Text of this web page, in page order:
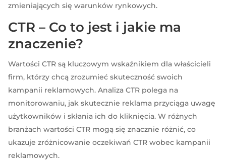
zmieniających się warunków rynkowych.
CTR – Co to jest i jakie ma
znaczenie?
Wartości CTR są kluczowym wskaźnikiem dla właścicieli
firm, którzy chcą zrozumieć skuteczność swoich
kampanii reklamowych. Analiza CTR polega na
monitorowaniu, jak skutecznie reklama przyciąga uwagę
użytkowników i skłania ich do kliknięcia. W różnych
branżach wartości CTR mogą się znacznie różnić, co
ukazuje zróżnicowanie oczekiwań CTR wobec kampanii
reklamowych.